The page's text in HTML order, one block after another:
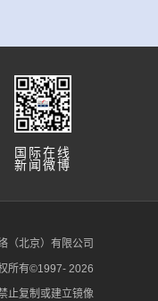
国际在线
新闻微博
（北京）有限公司
所有©1997- 2026
止复制或建立镜像